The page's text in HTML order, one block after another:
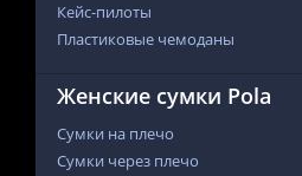
Кейс-пилоты
Пластиковые чемоданы
Женские сумки Pola
Сумки на плечо
Сумки через плечо